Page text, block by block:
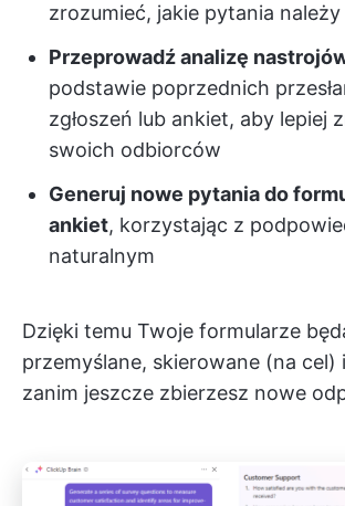
zrozumieć, jakie pytania
Przeprowadź analizę
podstawie poprzednich
zgłoszeń lub ankiet, aby lepiej
swoich odbiorców
Generuj nowe pytania do
ankiet, korzystając z
naturalnym
Dzięki temu Twoje formularze
przemyślane, skierowane (na cel)
zanim jeszcze zbierzesz nowe